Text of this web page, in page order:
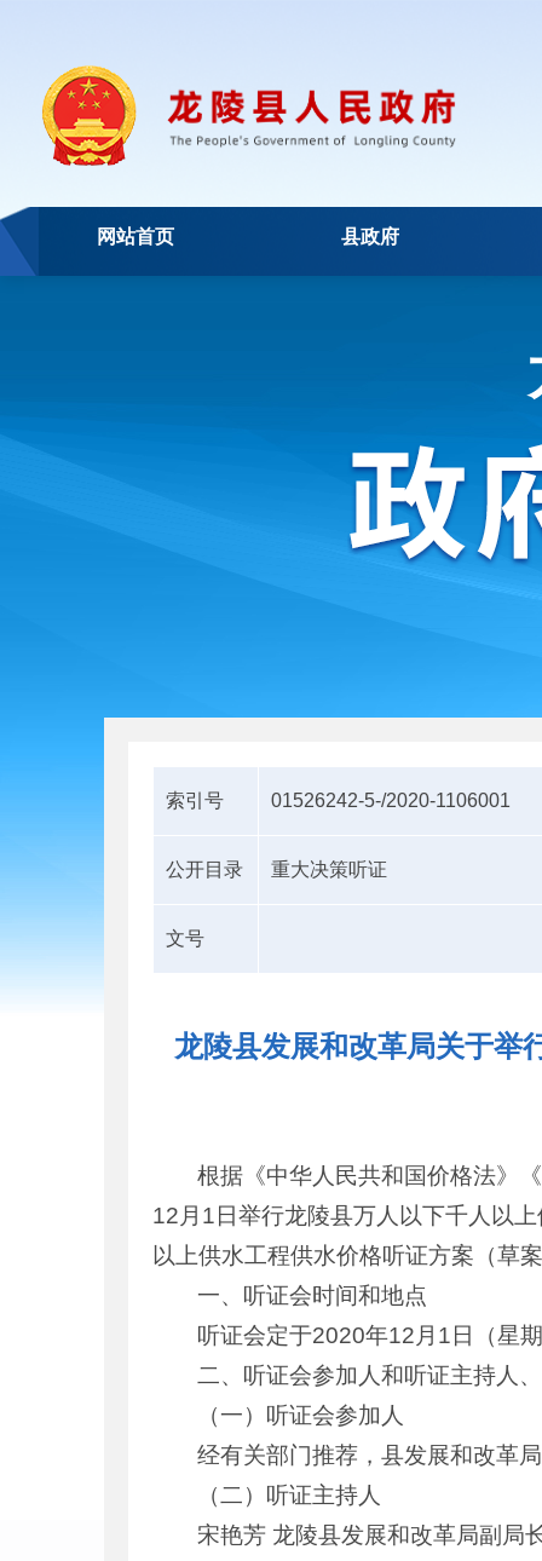
网站首页 县政府
索引号 01526242-5-/2020-1106001
公开目录 重大决策听证
文号
龙陵县发展和改革局关于举
根据《中华人民共和国价格法》
12月1日举行龙陵县万人以下千人以
以上供水工程供水价格听证方案（草
一、听证会时间和地点
听证会定于2020年12月1日（星
二、听证会参加人和听证主持人
（一）听证会参加人
经有关部门推荐，县发展和改革
（二）听证主持人
宋艳芳 龙陵县发展和改革局副局